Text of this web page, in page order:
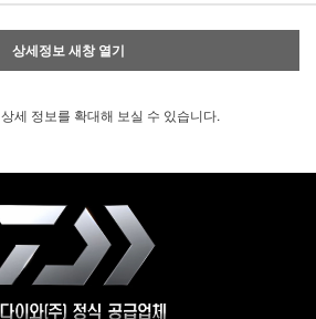
상세정보 새창 열기
상세 정보를 확대해 보실 수 있습니다.